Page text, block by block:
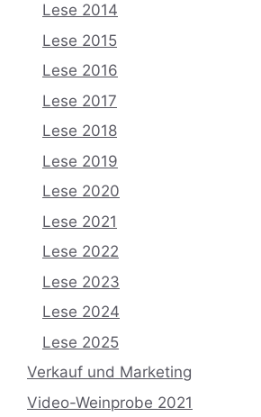
Lese 2014
Lese 2015
Lese 2016
Lese 2017
Lese 2018
Lese 2019
Lese 2020
Lese 2021
Lese 2022
Lese 2023
Lese 2024
Lese 2025
Verkauf und Marketing
Video-Weinprobe 2021